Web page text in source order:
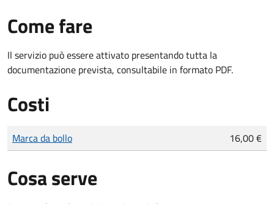
Come fare
Il servizio può essere attivato presentando tutta la
documentazione prevista, consultabile in formato PDF.
Costi
Tipo di pagamento
Importo
Marca da bollo 16,00 €
Cosa serve